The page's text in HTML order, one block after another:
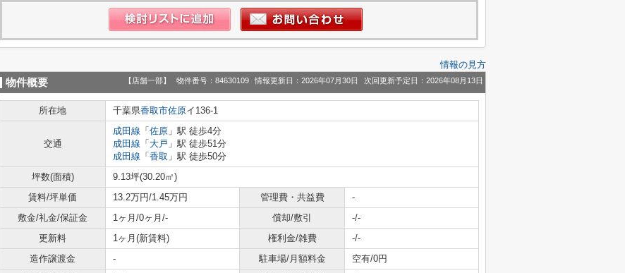
情報の見方
物件概要 【店舗一部】 物件番号：84630109 情報更新日：2026年07月30日 次回更新予定日：2026年08月13日
所在地 千葉県香取市佐原イ136-1
交通
成田線 「 佐原 」駅 徒歩4分
成田線 「 大戸 」駅 徒歩51分
成田線 「 香取 」駅 徒歩50分
坪数(面積)
9.13坪(30.20㎡)
賃料/坪単価
13.2万円/1.45万円 管理費・共益費
-
敷金/礼金/保証金
1ヶ月/0ヶ月/- 償却/敷引
-/-
更新料
1ヶ月(新賃料) 権利金/雑費
-/-
造作譲渡金
- 駐車場/月額料金
空有/0円